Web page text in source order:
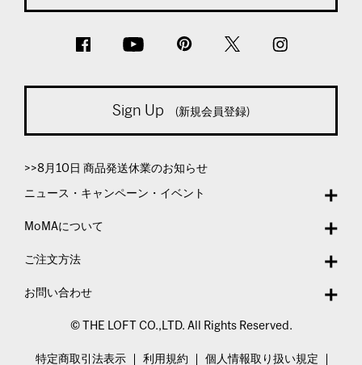
Sign Up (新規会員登録)
>>8月10日 商品発送休業のお知らせ
ニュース・キャンペーン・イベント
MoMAについて
ご注文方法
お問い合わせ
© THE LOFT CO.,LTD. All Rights Reserved.
特定商取引法表示 利用規約 個人情報取り扱い規定